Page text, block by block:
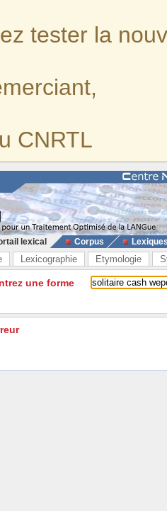
tester la
CNRTL
lexical Corpus
Lexicographie Etymologie
une forme